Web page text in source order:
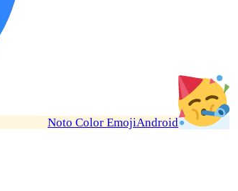
Noto Color EmojiAndroid